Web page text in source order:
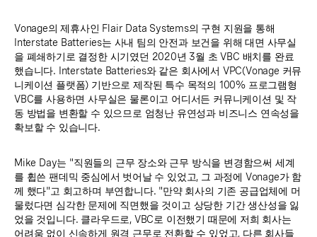
Vonage의 제휴사인 Flair Data Systems의 구현 지원을 통해
Interstate Batteries는 사내 팀의 안전과 보건을 위해 대면 사무실
을 폐쇄하기로 결정한 시기였던 2020년 3월 초 VBC 배치를 완료
했습니다. Interstate Batteries와 같은 회사에서 VPC(Vonage 커뮤
니케이션 플랫폼) 기반으로 제작된 특수 목적의 100% 프로그램형
VBC를 사용하면 사무실은 물론이고 어디서든 커뮤니케이션 및 작
동 방법을 변환할 수 있으므로 엄청난 유연성과 비즈니스 연속성을
확보할 수 있습니다.
Mike Day는 "직원들의 근무 장소와 근무 방식을 변경함으써 세계
를 휩쓴 팬데믹 중심에서 벗어날 수 있었고, 그 과정에 Vonage가 함
께 했다"고 회고하며 부연합니다. "만약 회사의 기존 공급업체에 머
물렀다면 심각한 문제에 직면했을 것이고 상당한 기간 생산성을 잃
었을 것입니다. 클라우드로, VBC로 이전했기 때문에 저희 회사는
어려움 없이 신속하게 원격 근무로 전환할 수 있었고, 다른 회사들